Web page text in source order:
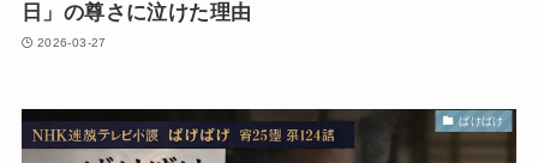
日」の尊さに泣けた理由
2026-03-27
ばけばけ